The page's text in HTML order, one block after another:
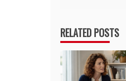
RELATED POSTS